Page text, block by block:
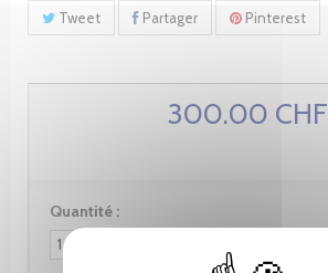
Tweet Partager Pinterest
300.00 CHF
Quantité :